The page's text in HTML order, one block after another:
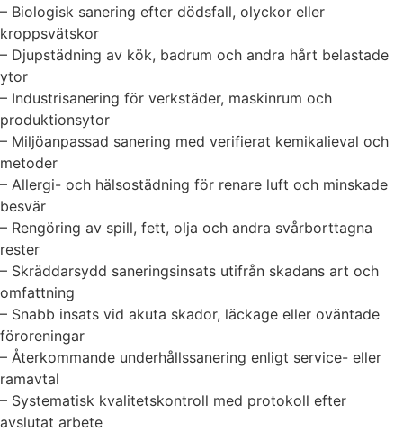
– Biologisk sanering efter dödsfall, olyckor eller
kroppsvätskor
– Djupstädning av kök, badrum och andra hårt belastade
ytor
– Industrisanering för verkstäder, maskinrum och
produktionsytor
– Miljöanpassad sanering med verifierat kemikalieval och
metoder
– Allergi- och hälsostädning för renare luft och minskade
besvär
– Rengöring av spill, fett, olja och andra svårborttagna
rester
– Skräddarsydd saneringsinsats utifrån skadans art och
omfattning
– Snabb insats vid akuta skador, läckage eller oväntade
föroreningar
– Återkommande underhållssanering enligt service- eller
ramavtal
– Systematisk kvalitetskontroll med protokoll efter
avslutat arbete